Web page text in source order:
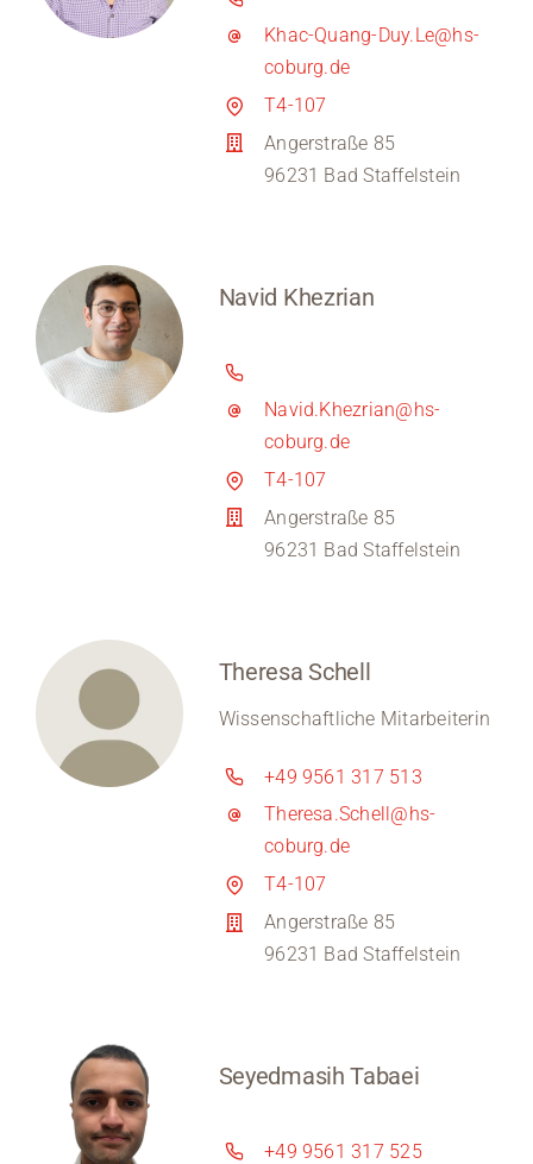
Khac-Quang-Duy.Le@hs-
coburg.de
T4-107
Angerstraße 85
96231 Bad Staffelstein
Navid Khezrian
Navid.Khezrian@hs-
coburg.de
T4-107
Angerstraße 85
96231 Bad Staffelstein
Theresa Schell
Wissenschaftliche Mitarbeiterin
+49 9561 317 513
Theresa.Schell@hs-
coburg.de
T4-107
Angerstraße 85
96231 Bad Staffelstein
Seyedmasih Tabaei
+49 9561 317 525